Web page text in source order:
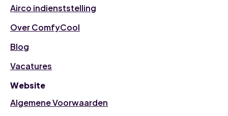
Airco indienststelling
Over ComfyCool
Blog
Vacatures
Website
Algemene Voorwaarden